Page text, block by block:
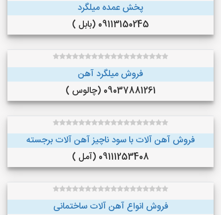
پخش عمده میلگرد
09113150245 (بابل )
فروش میلگرد آهن
09037881261 (چالوس )
فروش آهن آلات با سود ناچیز آهن آلات برجسته
09111253408 (آمل )
فروش انواع آهن آلات ساختمانی